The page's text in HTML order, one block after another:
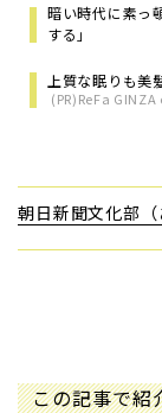
暗い時代に素っ
する」
上質な眠りも美
(PR)ReFa GINZA
朝日新聞文化部（
この記事で紹